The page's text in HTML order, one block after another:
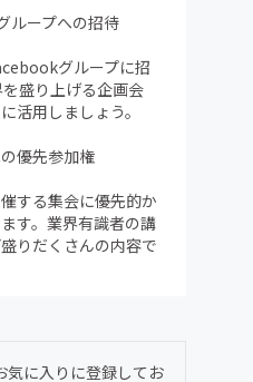
ループへの招待
グループに招
盛り上げる企画会
活用しましょう。
優先参加権
する集会に優先的か
す。業界有識者の講
りだくさんの内容で
気に入りに登録してお